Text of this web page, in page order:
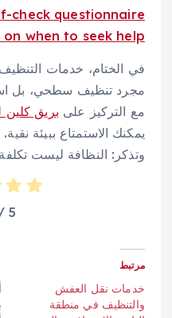
check questionnaire
when to seek help
في الختام، خدمات
مجرد تنظيف سطحي، بل
مع التركيز على بريق كلين
يمكنك الاستمتاع ببيئة
وتذكر: النظافة ليست
5
مرتبط
خدمات نقل العفش
والتنظيف في منطقة